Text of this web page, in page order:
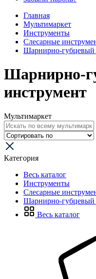
Главная
Мультимаркет
Инструменты
Слесарные
Шарнирно-губцевый
Шарнирно-
инструмент
Мультимаркет
Категория
Весь каталог
Инструменты
Слесарные
Шарнирно-губцевый
Весь каталог